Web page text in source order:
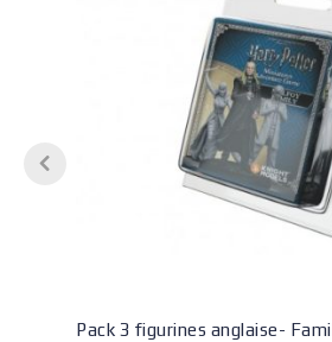
Pack 3 figurines anglaise-